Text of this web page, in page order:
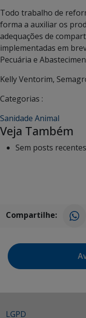
Todo trabalho de
forma a auxiliar os
adequações de
implementadas em
Pecuária e
Kelly Ventorim,
Categorias :
Sanidade Animal
Veja Também
Sem posts
Compartilhe:
LGPD